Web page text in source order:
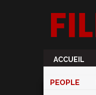
ACCUEIL
PEOPLE